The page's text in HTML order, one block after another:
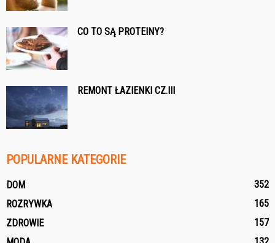
CO TO SĄ PROTEINY?
REMONT ŁAZIENKI CZ.III
POPULARNE KATEGORIE
DOM
352
ROZRYWKA
165
ZDROWIE
157